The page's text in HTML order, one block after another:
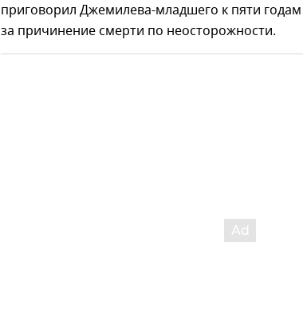
приговорил Джемилева-младшего к пяти
за причинение смерти по неосторожности.